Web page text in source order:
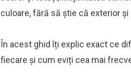
culoare, fără să știe că exterior
În acest ghid îți explic exact ce
fiecare și cum eviți cea mai